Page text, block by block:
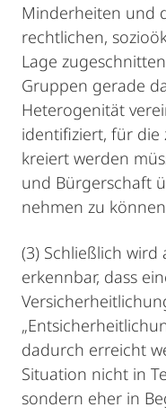
Minderheiten und
rechtlichen,
Lage
Gruppen gerade
Heterogenität
identifiziert, für die
kreiert werden
und Bürgerschaft
nehmen zu
(3) Schließlich wird
erkennbar, dass
dadurch erreicht
Situation nicht in
sondern eher in